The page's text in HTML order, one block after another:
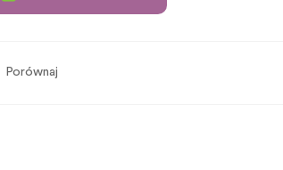
Porównaj